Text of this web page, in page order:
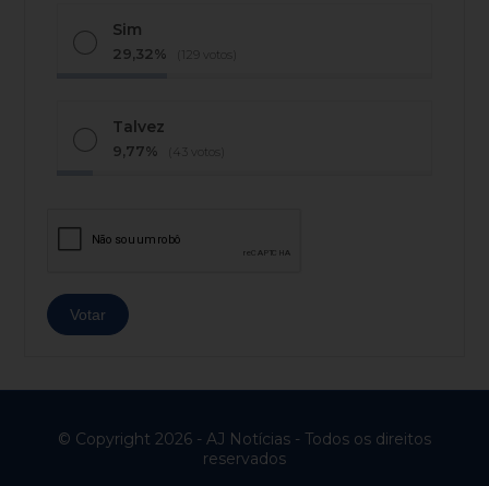
Sim
29,32% (129 votos)
Talvez
9,77% (43 votos)
© Copyright 2026 - AJ Notícias - Todos os direitos
reservados